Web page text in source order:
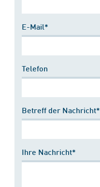
E-Mail*
Telefon
Betreff der Nachricht*
Ihre Nachricht*